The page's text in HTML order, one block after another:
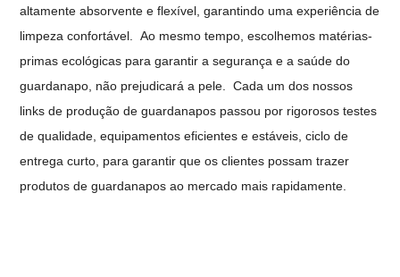
altamente absorvente e flexível, garantindo uma experiência de
limpeza confortável.
Ao mesmo tempo, escolhemos matérias-
primas ecológicas para garantir a segurança e a saúde do
guardanapo, não prejudicará a pele.
Cada um dos nossos
links de produção de guardanapos passou por rigorosos testes
de qualidade, equipamentos eficientes e estáveis, ciclo de
entrega curto, para garantir que os clientes possam trazer
produtos de guardanapos ao mercado mais rapidamente.